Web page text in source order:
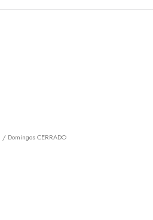
Domingos CERRADO